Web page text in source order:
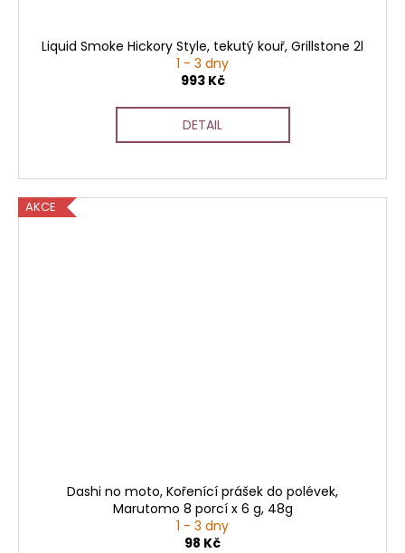
Liquid Smoke Hickory Style, tekutý kouř, Grillstone 2l
1 - 3 dny
993 Kč
DETAIL
AKCE
Dashi no moto, Kořenící prášek do polévek,
Marutomo 8 porcí x 6 g, 48g
1 - 3 dny
98 Kč